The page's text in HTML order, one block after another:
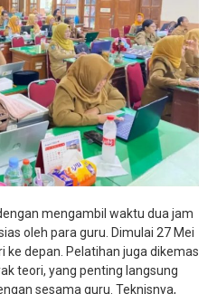
mengambil waktu dua jam
oleh para guru. Dimulai 27 Mei
ke depan. Pelatihan juga dikemas
teori, yang penting langsung
sesama guru. Teknisnya,